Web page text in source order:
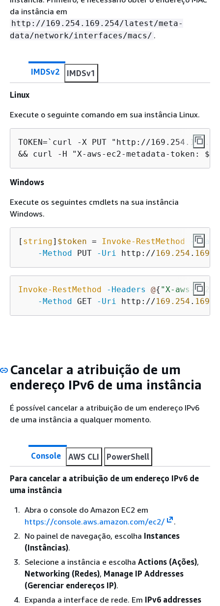
da instância em
http://169.254.169.254/latest/meta-
data/network/interfaces/macs/ .
IMDSv2 IMDSv1
Linux
Execute o seguinte comando em sua instância Linux.
TOKEN=`curl -X PUT "http://
&& curl -H "X-aws-ec2-metadata-token:
Windows
Execute os seguintes cmdlets na sua instância
Windows.
[ string] $token = Invoke-RestMethod
-
-Method PUT -Uri http://169.254 .
Invoke-RestMethod -Headers @{ "X-aws-ec2-
-Method GET -Uri http://169.254 .
Cancelar a atribuição de um
endereço IPv6 de uma instância
É possível cancelar a atribuição de um endereço IPv6
de uma instância a qualquer momento.
Console AWS CLI PowerShell
Para cancelar a atribuição de um endereço IPv6 de
uma instância
Abra o console do Amazon EC2 em
https://console.aws.amazon.com/ec2/
.
No painel de navegação, escolha Instances
(Instâncias).
Selecione a instância e escolha Actions (Ações),
Networking (Redes), Manage IP Addresses
(Gerenciar endereços IP).
Expanda a interface de rede. Em IPv6 addresses